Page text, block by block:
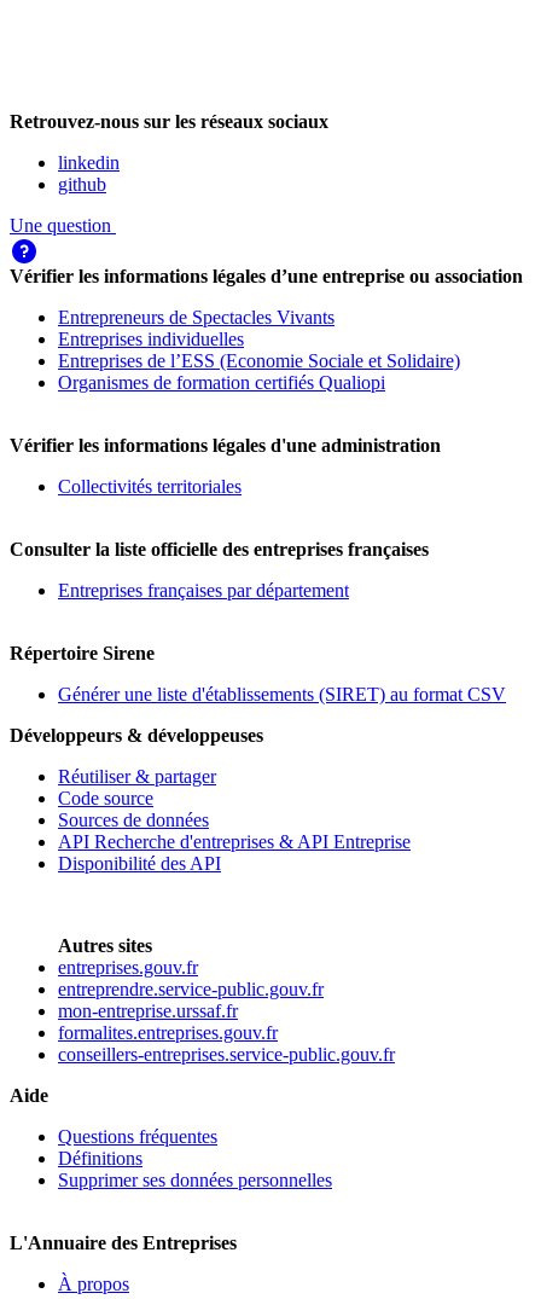
Retrouvez-nous sur les réseaux sociaux
linkedin
github
Une question
Vérifier les informations légales d’une entreprise ou association
Entrepreneurs de Spectacles Vivants
Entreprises individuelles
Entreprises de l’ESS (Economie Sociale et Solidaire)
Organismes de formation certifiés Qualiopi
Vérifier les informations légales d'une administration
Collectivités territoriales
Consulter la liste officielle des entreprises françaises
Entreprises françaises par département
Répertoire Sirene
Générer une liste d'établissements (SIRET) au format CSV
Développeurs & développeuses
Réutiliser & partager
Code source
Sources de données
API Recherche d'entreprises & API Entreprise
Disponibilité des API
Autres sites
entreprises.gouv.fr
entreprendre.service-public.gouv.fr
mon-entreprise.urssaf.fr
formalites.entreprises.gouv.fr
conseillers-entreprises.service-public.gouv.fr
Aide
Questions fréquentes
Définitions
Supprimer ses données personnelles
L'Annuaire des Entreprises
À propos